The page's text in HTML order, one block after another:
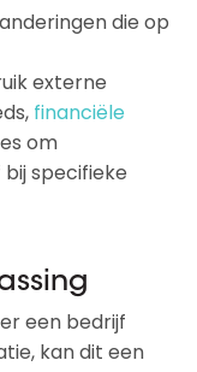
die op
externe
financiële
om
specifieke
een bedrijf
kan dit een